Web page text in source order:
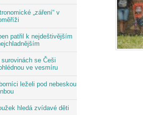
„záření“ v
patřil k nejdeštivějším
surovinách se Češi
ve vesmíru
leželi pod nebeskou
hledá zvídavé děti